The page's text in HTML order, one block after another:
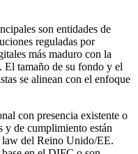
son entidades de
reguladas por
más maduro con la
El tamaño de su fondo y el
se alinean con el enfoque
con presencia existente o
y de cumplimiento están
law del Reino Unido/EE.